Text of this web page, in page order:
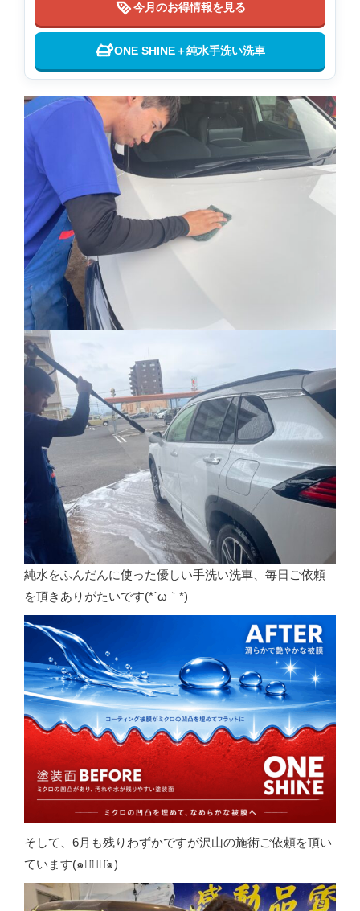
今月のお得情報を見る
ONE SHINE＋純水手洗い洗車
純水をふんだんに使った優しい手洗い洗車、毎日ご依頼
を頂きありがたいです(*´ω｀*)
そして、6月も残りわずかですが沢山の施術ご依頼を頂い
ています(๑･̑◡･̑๑)